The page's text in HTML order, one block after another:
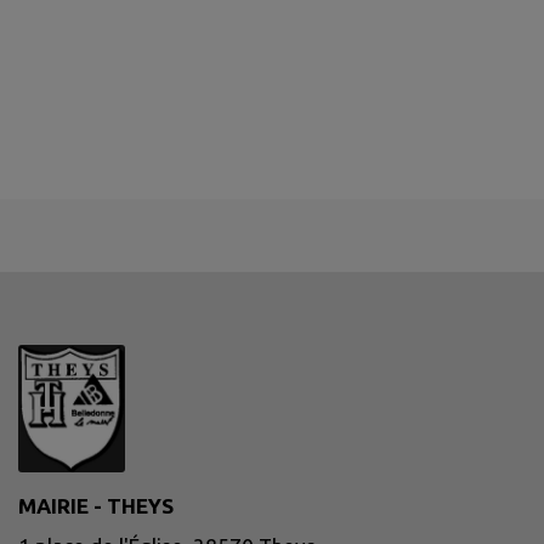
MAIRIE - THEYS